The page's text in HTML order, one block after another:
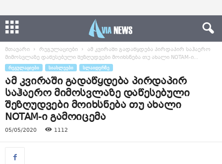
მთავარი რეგულაციები
ამ კვირაში გადაწყდება პირდაპირ საჰაერო
მიმოსვლაზე დაწესებული შეზღუდვები მოიხსნება თუ ახალი NOTAM-ი...
ᲠᲔᲒᲣᲚᲐᲪᲘᲔᲑᲘ ᲡᲘᲐᲮᲚᲔᲔᲑᲘ ᲡᲚᲐᲘᲓᲔᲠᲖᲔ
ამ კვირაში გადაწყდება პირდაპირ
საჰაერო მიმოსვლაზე დაწესებული
შეზღუდვები მოიხსნება თუ ახალი
NOTAM-ი გამოიცემა
05/05/2020 1112